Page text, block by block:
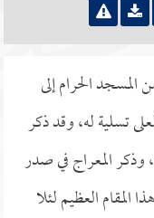
المسجد الحرام إلى
تسلية له، وقد ذكر
وذكر المعراج في صدر
العظيم لئلا